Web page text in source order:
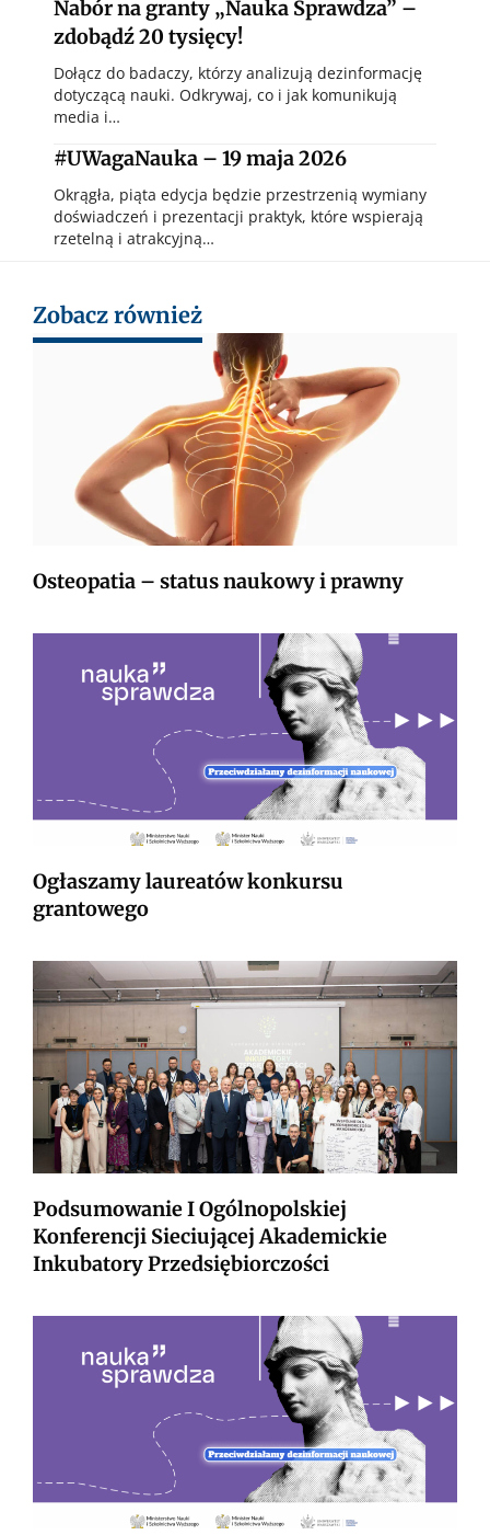
Nabór na granty „Nauka Sprawdza” –
zdobądź 20 tysięcy!
Dołącz do badaczy, którzy analizują dezinformację
dotyczącą nauki. Odkrywaj, co i jak komunikują
media i…
#UWagaNauka – 19 maja 2026
Okrągła, piąta edycja będzie przestrzenią wymiany
doświadczeń i prezentacji praktyk, które wspierają
rzetelną i atrakcyjną…
Zobacz również
Osteopatia – status naukowy i prawny
Ogłaszamy laureatów konkursu
grantowego
Podsumowanie I Ogólnopolskiej
Konferencji Sieciującej Akademickie
Inkubatory Przedsiębiorczości